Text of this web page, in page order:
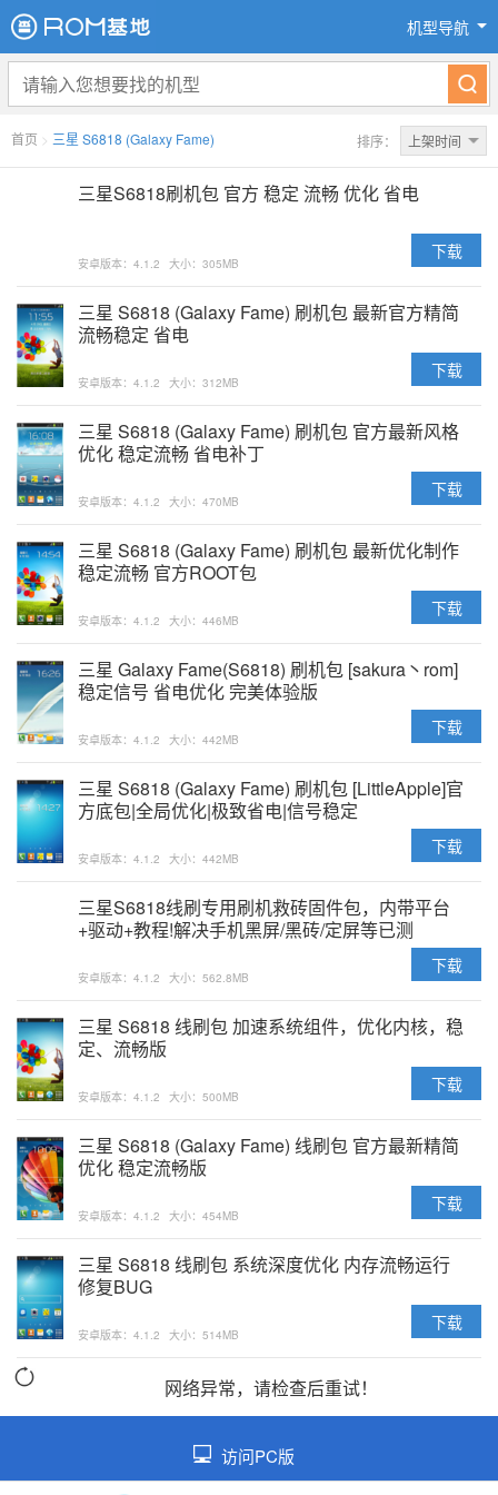
机型导航
首页 > 三星 S6818 (Galaxy Fame) 排序： 上架时间
三星S6818刷机包 官方 稳定 流畅 优化 省电
安卓版本：4.1.2 大小：305MB
下载
三星 S6818 (Galaxy Fame) 刷机包 最新官方精简
流畅稳定 省电
安卓版本：4.1.2 大小：312MB
下载
三星 S6818 (Galaxy Fame) 刷机包 官方最新风格
优化 稳定流畅 省电补丁
安卓版本：4.1.2 大小：470MB
下载
三星 S6818 (Galaxy Fame) 刷机包 最新优化制作
稳定流畅 官方ROOT包
安卓版本：4.1.2 大小：446MB
下载
三星 Galaxy Fame(S6818) 刷机包 [sakura丶rom]
稳定信号 省电优化 完美体验版
安卓版本：4.1.2 大小：442MB
下载
三星 S6818 (Galaxy Fame) 刷机包 [LittleApple]官
方底包|全局优化|极致省电|信号稳定
安卓版本：4.1.2 大小：442MB
下载
三星S6818线刷专用刷机救砖固件包，内带平台
+驱动+教程!解决手机黑屏/黑砖/定屏等已测
安卓版本：4.1.2 大小：562.8MB
下载
三星 S6818 线刷包 加速系统组件，优化内核，稳
定、流畅版
安卓版本：4.1.2 大小：500MB
下载
三星 S6818 (Galaxy Fame) 线刷包 官方最新精简
优化 稳定流畅版
安卓版本：4.1.2 大小：454MB
下载
三星 S6818 线刷包 系统深度优化 内存流畅运行
修复BUG
安卓版本：4.1.2 大小：514MB
下载
网络异常，请检查后重试！
访问PC版